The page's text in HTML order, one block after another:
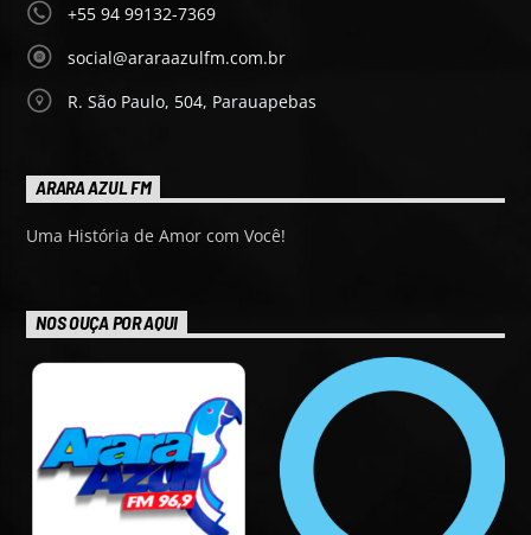
+55 94 99132-7369
social@araraazulfm.com.br
R. São Paulo, 504, Parauapebas
ARARA AZUL FM
Uma História de Amor com Você!
NOS OUÇA POR AQUI